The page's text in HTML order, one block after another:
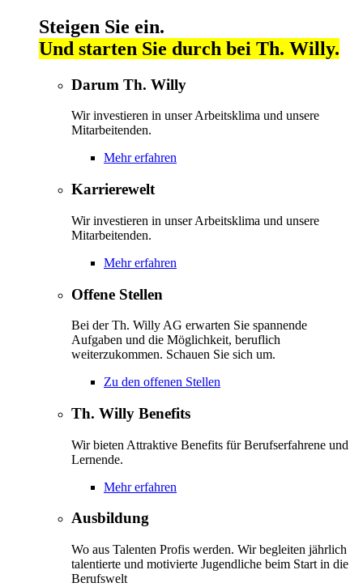
Steigen Sie ein.
Und starten Sie durch bei Th. Willy.
Darum Th. Willy
Wir investieren in unser Arbeitsklima und unsere
Mitarbeitenden.
Mehr erfahren
Karrierewelt
Wir investieren in unser Arbeitsklima und unsere
Mitarbeitenden.
Mehr erfahren
Offene Stellen
Bei der Th. Willy AG erwarten Sie spannende
Aufgaben und die Möglichkeit, beruflich
weiterzukommen. Schauen Sie sich um.
Zu den offenen Stellen
Th. Willy Benefits
Wir bieten Attraktive Benefits für Berufserfahrene und
Lernende.
Mehr erfahren
Ausbildung
Wo aus Talenten Profis werden. Wir begleiten jährlich
talentierte und motivierte Jugendliche beim Start in die
Berufswelt